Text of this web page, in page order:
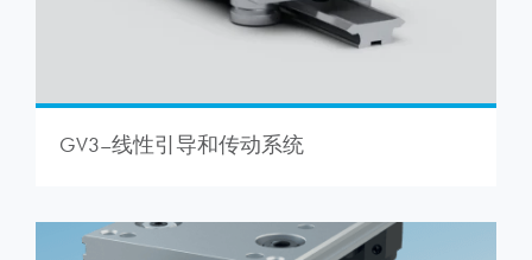
GV3–线性引导和传动系统